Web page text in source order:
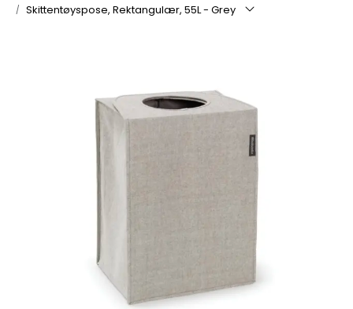
Skittentøyspose, Rektangulær, 55L - Grey
Om oss